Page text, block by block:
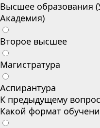
Высшее образования
Академия)
Второе высшее
Магистратура
Аспирантура
К предыдущему
Какой формат